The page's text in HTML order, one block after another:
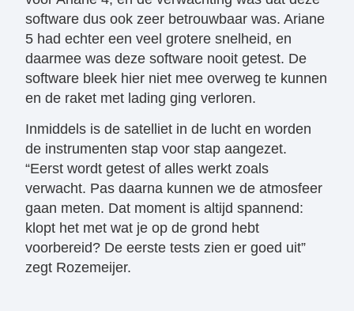
software dus ook zeer betrouwbaar was. Ariane
5 had echter een veel grotere snelheid, en
daarmee was deze software nooit getest. De
software bleek hier niet mee overweg te kunnen
en de raket met lading ging verloren.
Inmiddels is de satelliet in de lucht en worden
de instrumenten stap voor stap aangezet.
“Eerst wordt getest of alles werkt zoals
verwacht. Pas daarna kunnen we de atmosfeer
gaan meten. Dat moment is altijd spannend:
klopt het met wat je op de grond hebt
voorbereid? De eerste tests zien er goed uit”
zegt Rozemeijer.